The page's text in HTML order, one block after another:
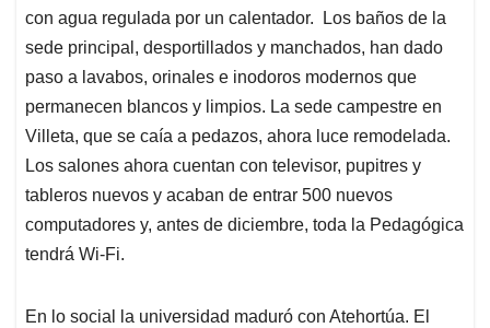
con agua regulada por un calentador. Los baños de la
sede principal, desportillados y manchados, han dado
paso a lavabos, orinales e inodoros modernos que
permanecen blancos y limpios. La sede campestre en
Villeta, que se caía a pedazos, ahora luce remodelada.
Los salones ahora cuentan con televisor, pupitres y
tableros nuevos y acaban de entrar 500 nuevos
computadores y, antes de diciembre, toda la Pedagógica
tendrá Wi-Fi.
En lo social la universidad maduró con Atehortúa. El